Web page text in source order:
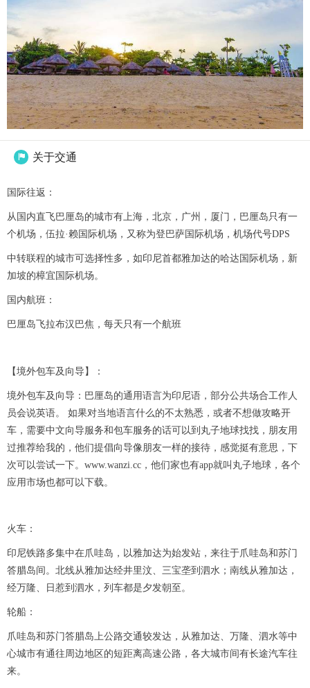
 关于交通
国际往返：
从国内直飞巴厘岛的城市有上海，北京，广州，厦门，巴厘岛只有一
个机场，伍拉·赖国际机场，又称为登巴萨国际机场，机场代号DPS
中转联程的城市可选择性多，如印尼首都雅加达的哈达国际机场，新
加坡的樟宜国际机场。
国内航班：
巴厘岛飞拉布汉巴焦，每天只有一个航班
【境外包车及向导】：
境外包车及向导：巴厘岛的通用语言为印尼语，部分公共场合工作人
员会说英语。 如果对当地语言什么的不太熟悉，或者不想做攻略开
车，需要中文向导服务和包车服务的话可以到丸子地球找找，朋友用
过推荐给我的，他们提倡向导像朋友一样的接待，感觉挺有意思，下
次可以尝试一下。www.wanzi.cc，他们家也有app就叫丸子地球，各个
应用市场也都可以下载。
火车：
印尼铁路多集中在爪哇岛，以雅加达为始发站，来往于爪哇岛和苏门
答腊岛间。北线从雅加达经井里汶、三宝垄到泗水；南线从雅加达，
经万隆、日惹到泗水，列车都是夕发朝至。
轮船：
爪哇岛和苏门答腊岛上公路交通较发达，从雅加达、万隆、泗水等中
心城市有通往周边地区的短距离高速公路，各大城市间有长途汽车往
来。